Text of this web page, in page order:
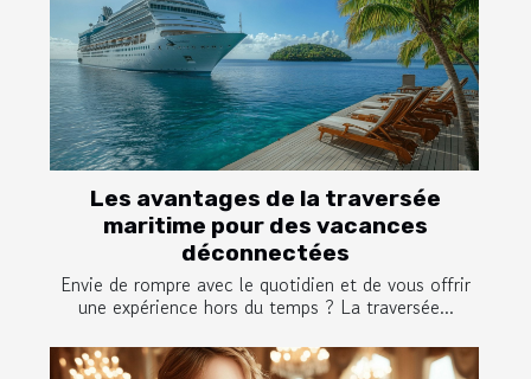
Les avantages de la traversée
maritime pour des vacances
déconnectées
Envie de rompre avec le quotidien et de vous offrir
une expérience hors du temps ? La traversée...